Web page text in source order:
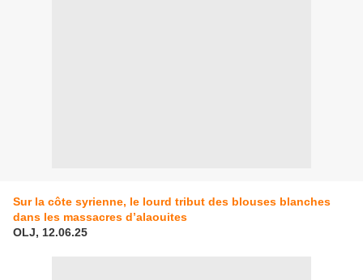
Sur la côte syrienne, le lourd tribut des blouses blanches
dans les massacres d’alaouites
OLJ, 12.06.25